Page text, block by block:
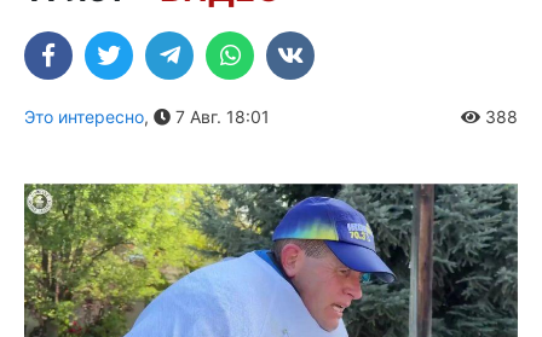
Это интересно, 7 Авг. 18:01 388